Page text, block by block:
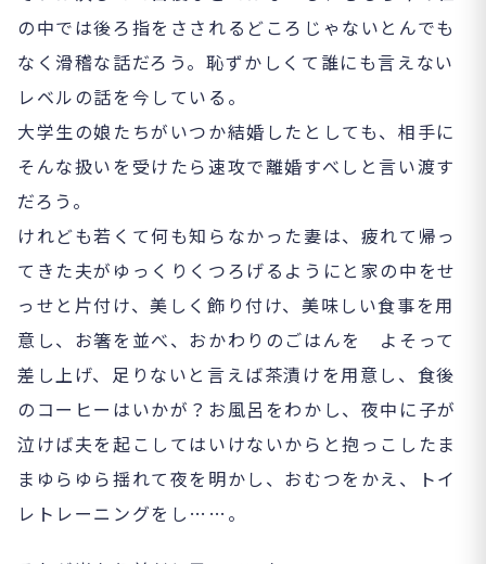
の中では後ろ指をさされるどころじゃないとんでも
なく滑稽な話だろう。恥ずかしくて誰にも言えない
レベルの話を今している。
大学生の娘たちがいつか結婚したとしても、相手に
そんな扱いを受けたら速攻で離婚すべしと言い渡す
だろう。
けれども若くて何も知らなかった妻は、疲れて帰っ
てきた夫がゆっくりくつろげるようにと家の中をせ
っせと片付け、美しく飾り付け、美味しい食事を用
意し、お箸を並べ、おかわりのごはんを よそって
差し上げ、足りないと言えば茶漬けを用意し、食後
のコーヒーはいかが？お風呂をわかし、夜中に子が
泣けば夫を起こしてはいけないからと抱っこしたま
まゆらゆら揺れて夜を明かし、おむつをかえ、トイ
レトレーニングをし……。